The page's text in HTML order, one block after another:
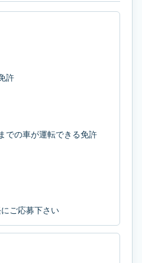
許
での車が運転できる免許
ご応募下さい